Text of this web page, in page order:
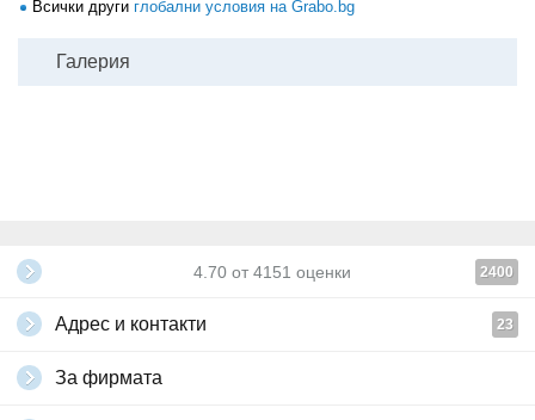
Всички други глобални условия на Grabo.bg
Галерия
4.70 от 4151 оценки 2400
Адрес и контакти 23
За фирмата